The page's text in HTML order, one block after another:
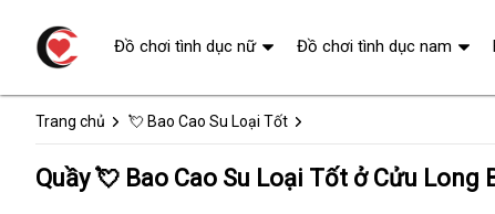
Trang chủ 💘 Bao Cao Su Loại Tốt
Quầy 💘 Bao Cao Su Loại Tốt ở Cửu Long
Đồ chơi tình dục nữ Đồ chơi tình dục nam